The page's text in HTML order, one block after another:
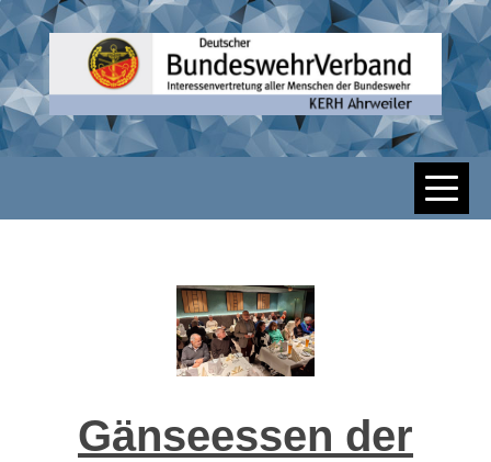
Skip
content
DBWV KERH
Gänseessen der